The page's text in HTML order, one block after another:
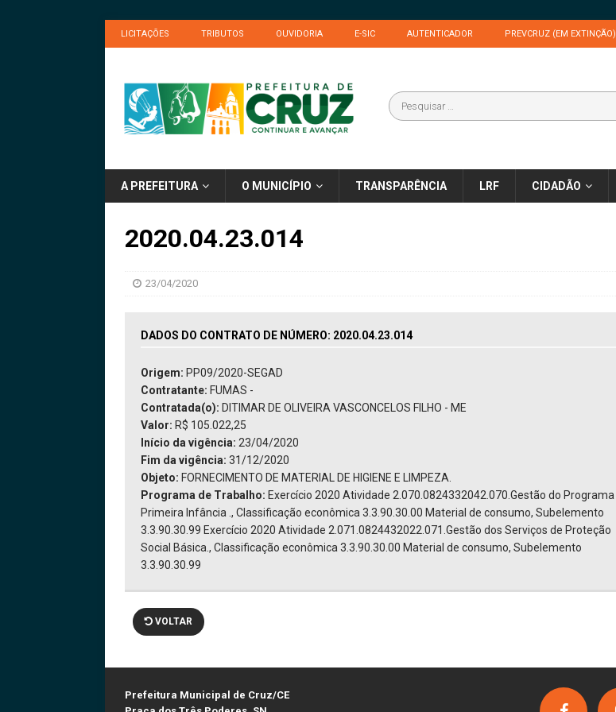
LICITAÇÕES TRIBUTOS OUVIDORIA E-SIC AUTENTICADOR PREVCRUZ (EM EXTINÇÃO)
A PREFEITURA O MUNICÍPIO TRANSPARÊNCIA LRF CIDADÃO
2020.04.23.014
23/04/2020
DADOS DO CONTRATO DE NÚMERO: 2020.04.23.014
Origem: PP09/2020-SEGAD
Contratante: FUMAS -
Contratada(o): DITIMAR DE OLIVEIRA VASCONCELOS FILHO - ME
Valor: R$ 105.022,25
Início da vigência: 23/04/2020
Fim da vigência: 31/12/2020
Objeto: FORNECIMENTO DE MATERIAL DE HIGIENE E LIMPEZA.
Programa de Trabalho: Exercício 2020 Atividade 2.070.0824332042.070.Gestão do Programa
Primeira Infância ., Classificação econômica 3.3.90.30.00 Material de consumo, Subelemento
3.3.90.30.99 Exercício 2020 Atividade 2.071.0824432022.071.Gestão dos Serviços de Proteção
Social Básica., Classificação econômica 3.3.90.30.00 Material de consumo, Subelemento
3.3.90.30.99
VOLTAR
Prefeitura Municipal de Cruz/CE